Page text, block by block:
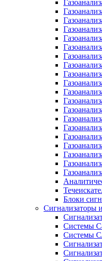
Блоки
Сигнализаторы
Системы
Системы